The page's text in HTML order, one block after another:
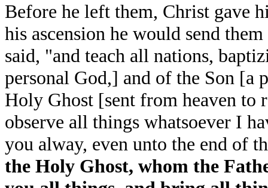
Before he left them, Christ gave
his ascension he would send
said, "and teach all nations,
personal God,] and of the Son [a
Holy Ghost [sent from heaven to
observe all things whatsoever I
you alway, even unto the end of
the Holy Ghost, whom the